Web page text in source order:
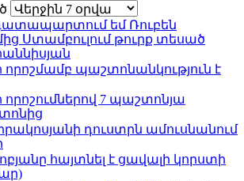
եմ Ռուբեն
Ստամբուլում թուրք տեսած
որոշմամբ պաշտոնանկություն է
որոշումներով 7 պաշտոնյա
դուստրն ամուսնանում
հայտնել է ցավալի կորստի